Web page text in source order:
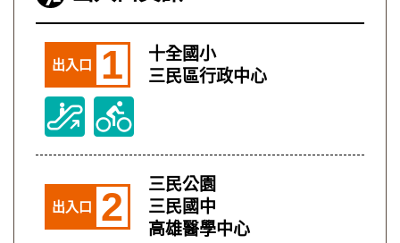
出入口 1
十全國小
三民區行政中心
出入口 2
三民公園
三民國中
高雄醫學中心